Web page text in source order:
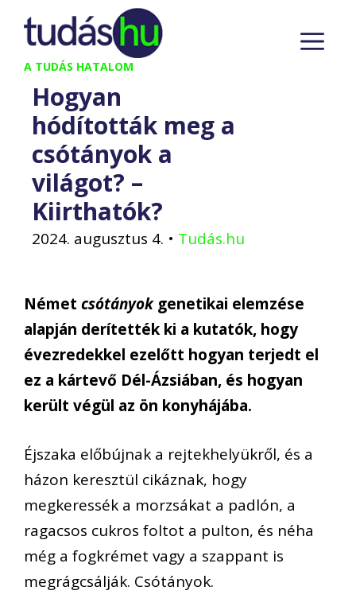
Kilépés
tartalomba
A TUDÁS HATALOM
Hogyan
hódították meg a
csótányok a
világot? –
Kiirthatók?
2024. augusztus 4. • Tudás.hu
Német csótányokgenetikai elemzése
alapján derítették ki a kutatók, hogy
évezredekkel ezelőtt hogyan terjedt el
ez a kártevő Dél-Ázsiában, és hogyan
került végül az ön konyhájába.
Éjszaka előbújnak a rejtekhelyükről, és a
házon keresztül cikáznak, hogy
megkeressék a morzsákat a padlón, a
ragacsos cukros foltot a pulton, és néha
még a fogkrémet vagy a szappant is
megrágcsálják. Csótányok.